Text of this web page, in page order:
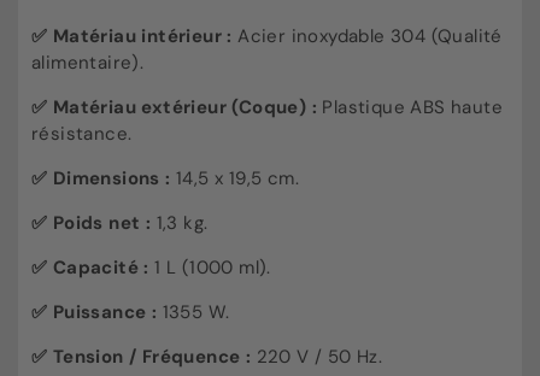
✅ Matériau intérieur : Acier inoxydable 304 (Qualité
alimentaire).
✅ Matériau extérieur (Coque) : Plastique ABS haute
résistance.
✅ Dimensions : 14,5 x 19,5 cm.
✅ Poids net : 1,3 kg.
✅ Capacité :1 L (1000 ml).
✅ Puissance : 1355 W.
✅ Tension / Fréquence : 220 V / 50 Hz.